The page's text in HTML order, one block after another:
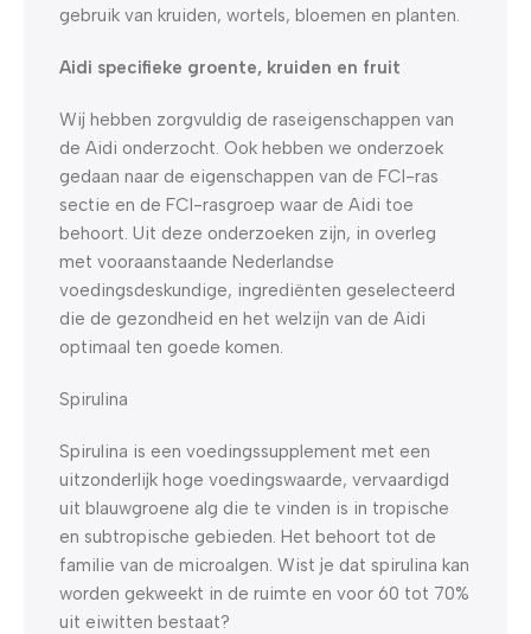
gebruik van kruiden, wortels, bloemen en planten.
Aidi specifieke groente, kruiden en fruit
Wij hebben zorgvuldig de raseigenschappen van
de Aidi onderzocht. Ook hebben we onderzoek
gedaan naar de eigenschappen van de FCI-ras
sectie en de FCI-rasgroep waar de Aidi toe
behoort. Uit deze onderzoeken zijn, in overleg
met vooraanstaande Nederlandse
voedingsdeskundige, ingrediënten geselecteerd
die de gezondheid en het welzijn van de Aidi
optimaal ten goede komen.
Spirulina
Spirulina is een voedingssupplement met een
uitzonderlijk hoge voedingswaarde, vervaardigd
uit blauwgroene alg die te vinden is in tropische
en subtropische gebieden. Het behoort tot de
familie van de microalgen. Wist je dat spirulina kan
worden gekweekt in de ruimte en voor 60 tot 70%
uit eiwitten bestaat?